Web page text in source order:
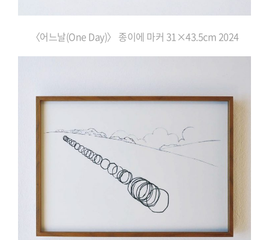
〈어느날(One Day)〉 종이에 마커 31×43.5cm 2024